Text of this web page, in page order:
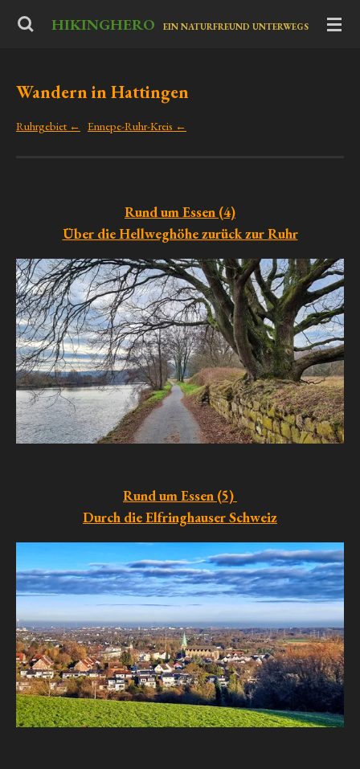
Zum
HIKINGHERO EIN NATURFREUND UNTERWEGS
Wandern in Hattingen
Ruhrgebiet ← Ennepe-Ruhr-Kreis ←
Rund um Essen (4)
Über die Hellweghöhe zurück zur Ruhr
Rund um Essen (5)
Durch die Elfringhauser Schweiz